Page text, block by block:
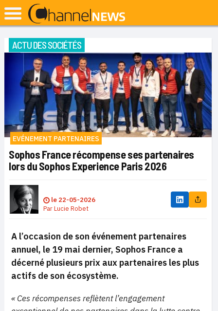
ACTU DES SOCIÉTÉS
EVÉNEMENT PARTENAIRES
Sophos France récompense ses partenaires
lors du Sophos Experience Paris 2026
le 22-05-2026
ParLucie Robet
A l’occasion de son événement partenaires
annuel, le 19 mai dernier, Sophos France a
décerné plusieurs prix aux partenaires les plus
actifs de son écosystème.
« Ces récompenses reflètent l’engagement